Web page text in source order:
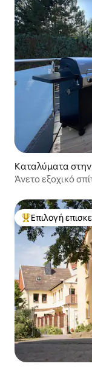
Καταλύματα
Άνετο εξοχικό
Κορυφαία
Επιλογή